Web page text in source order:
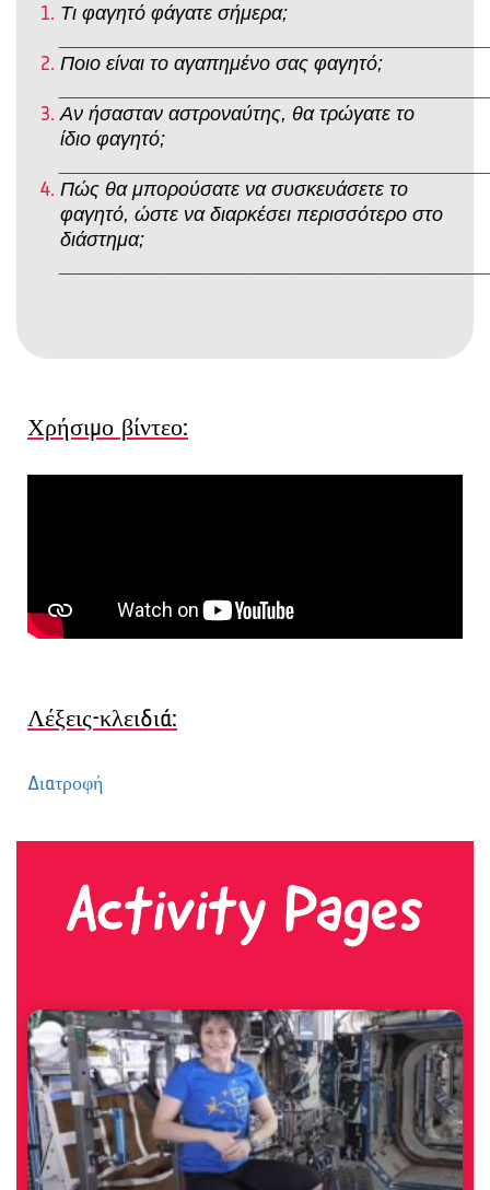
Τι φαγητό φάγατε σήμερα;
Ποιο είναι το αγαπημένο σας φαγητό;
Αν ήσασταν αστροναύτης, θα τρώγατε το
ίδιο φαγητό;
Πώς θα μπορούσατε να συσκευάσετε το
φαγητό, ώστε να διαρκέσει περισσότερο στο
διάστημα;
Χρήσιμο βίντεο:
Λέξεις-κλειδιά:
Διατροφή